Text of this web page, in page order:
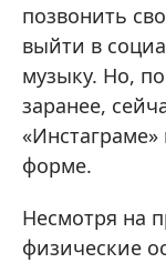
позвонить
выйти в
музыку. Но,
заранее,
форме.
Несмотря на
физические